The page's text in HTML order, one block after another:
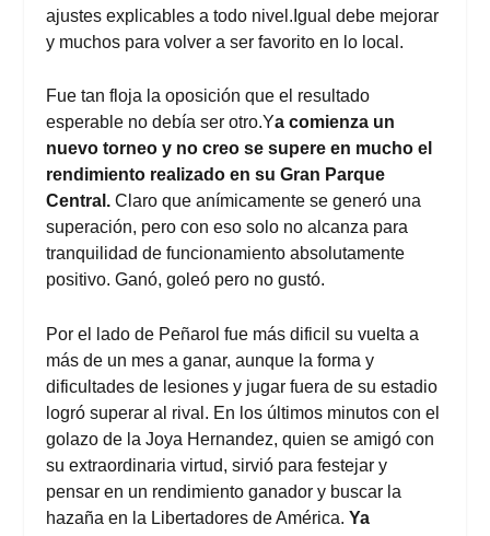
ajustes explicables a todo nivel.Igual debe mejorar
y muchos para volver a ser favorito en lo local.
Fue tan floja la oposición que el resultado
esperable no debía ser otro.Ya comienza un
nuevo torneo y no creo se supere en mucho el
rendimiento realizado en su Gran Parque
Central. Claro que anímicamente se generó una
superación, pero con eso solo no alcanza para
tranquilidad de funcionamiento absolutamente
positivo. Ganó, goleó pero no gustó.
Por el lado de Peñarol fue más dificil su vuelta a
más de un mes a ganar, aunque la forma y
dificultades de lesiones y jugar fuera de su estadio
logró superar al rival. En los últimos minutos con el
golazo de la Joya Hernandez, quien se amigó con
su extraordinaria virtud, sirvió para festejar y
pensar en un rendimiento ganador y buscar la
hazaña en la Libertadores de América.Ya